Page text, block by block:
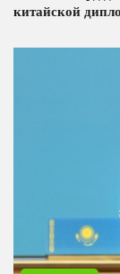
китайской